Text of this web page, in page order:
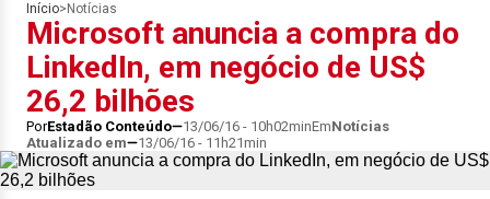
Início> Notícias
Microsoft anuncia a compra do
LinkedIn, em negócio de US$
26,2 bilhões
PorEstadão Conteúdo 13/06/16 - 10h02minEmNotícias
Atualizado em
13/06/16 - 11h21min